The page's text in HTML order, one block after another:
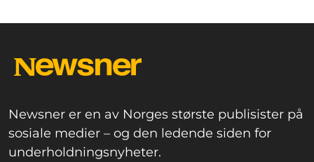
Newsner er en av Norges største publisister på
sosiale medier – og den ledende siden for
underholdningsnyheter.